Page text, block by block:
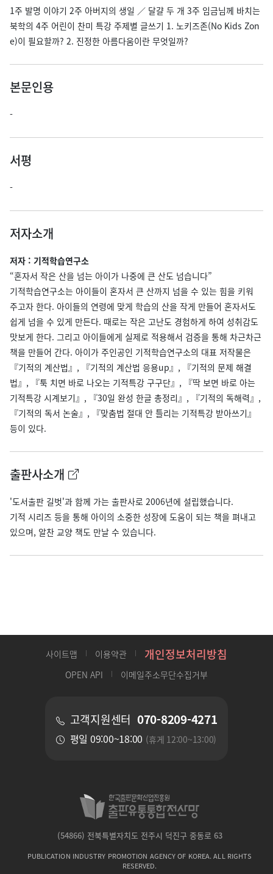
1주 발명 이야기 2주 아버지의 생일 ／ 달걀 두 개 3주 임금님께 바치는
북학의 4주 어린이 찬미 특강 주제별 글쓰기 1. 노키즈존(No Kids Zon
e)이 필요할까? 2. 진정한 아름다움이란 무엇일까?
본문인용
-
서평
-
저자소개
저자 : 기적학습연구소
“혼자서 작은 산을 넘는 아이가 나중에 큰 산도 넘습니다”
기적학습연구소는 아이들이 혼자서 큰 산까지 넘을 수 있는 힘을 키워
주고자 한다. 아이들의 연령에 맞게 학습의 산을 작게 만들어 혼자서도
쉽게 넘을 수 있게 만든다. 때로는 작은 고난도 경험하게 하여 성취감도
맛보게 한다. 그리고 아이들에게 실제로 적용해서 검증을 통해 차근차근
책을 만들어 간다. 아이가 주인공인 기적학습연구소의 대표 저작물은
『기적의 계산법』, 『기적의 계산법 응용up』, 『기적의 문제 해결
법』, 『툭 치면 바로 나오는 기적특강 구구단』, 『딱 보면 바로 아는
기적특강 시계보기』, 『30일 완성 한글 총정리』, 『기적의 독해력』,
『기적의 독서 논술』, 『맞춤법 절대 안 틀리는 기적특강 받아쓰기』
등이 있다.
출판사소개
'도서출판 길벗'과 함께 가는 출판사로 2006년에 설립했습니다.
기적 시리즈 등을 통해 아이의 소중한 성장에 도움이 되는 책을 펴내고
있으며, 알찬 교양 책도 만날 수 있습니다.
사이트맵 이용약관 개인정보처리방침
OPEN API 이메일주소무단수집거부
고객지원센터 070-8209-4271
평일 09:00~18:00 (휴게 12:00~13:00)
(54866) 전북특별자치도 전주시 덕진구 중동로 63
PUBLICATION INDUSTRY PROMOTION AGENCY OF KOREA. ALL RIGHTS
RESERVED.